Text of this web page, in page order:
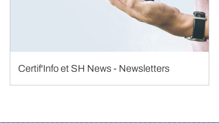
Certif'Info et SH News - Newsletters